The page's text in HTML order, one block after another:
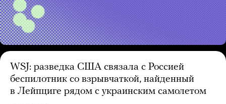
WSJ: разведка США связала с Россией
беспилотник со взрывчаткой, найденный
в Лейпциге рядом с украинским самолетом